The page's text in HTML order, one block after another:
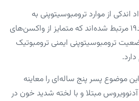
از موارد ترومبوسیتوپنی به
واکسن‌هایی خاص از کووید۱۹ مرتبط شده‌اند که متمایز از واکسن‌های
ترومبوسیتوپنی ایمنی ترومبوتیک
موضوع پسر پنج ساله‌ای را معاینه
مبتلا و با لخته شدید خون در